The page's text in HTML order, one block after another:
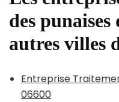
des
autres villes
Entreprise
06600